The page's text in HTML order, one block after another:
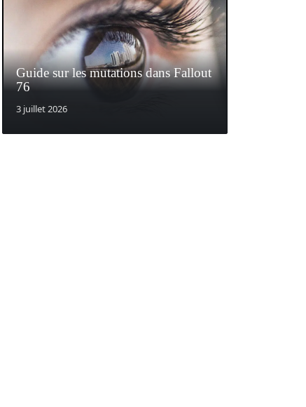
Guide sur les mutations dans Fallout
76
3 juillet 2026